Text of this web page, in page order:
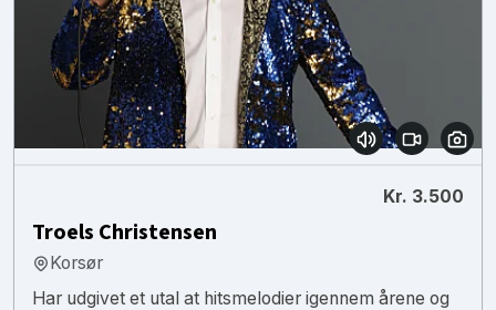
Kr. 3.500
Troels Christensen
Korsør
Har udgivet et utal at hitsmelodier igennem årene og